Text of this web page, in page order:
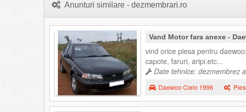
Anunturi similare - dezmembrari.ro
Vand Motor fara anexe -
vind orice piesa pentru
capote, faruri, aripi.etc...
Date tehnice: dezmembrez
Daewoo Cielo 1996